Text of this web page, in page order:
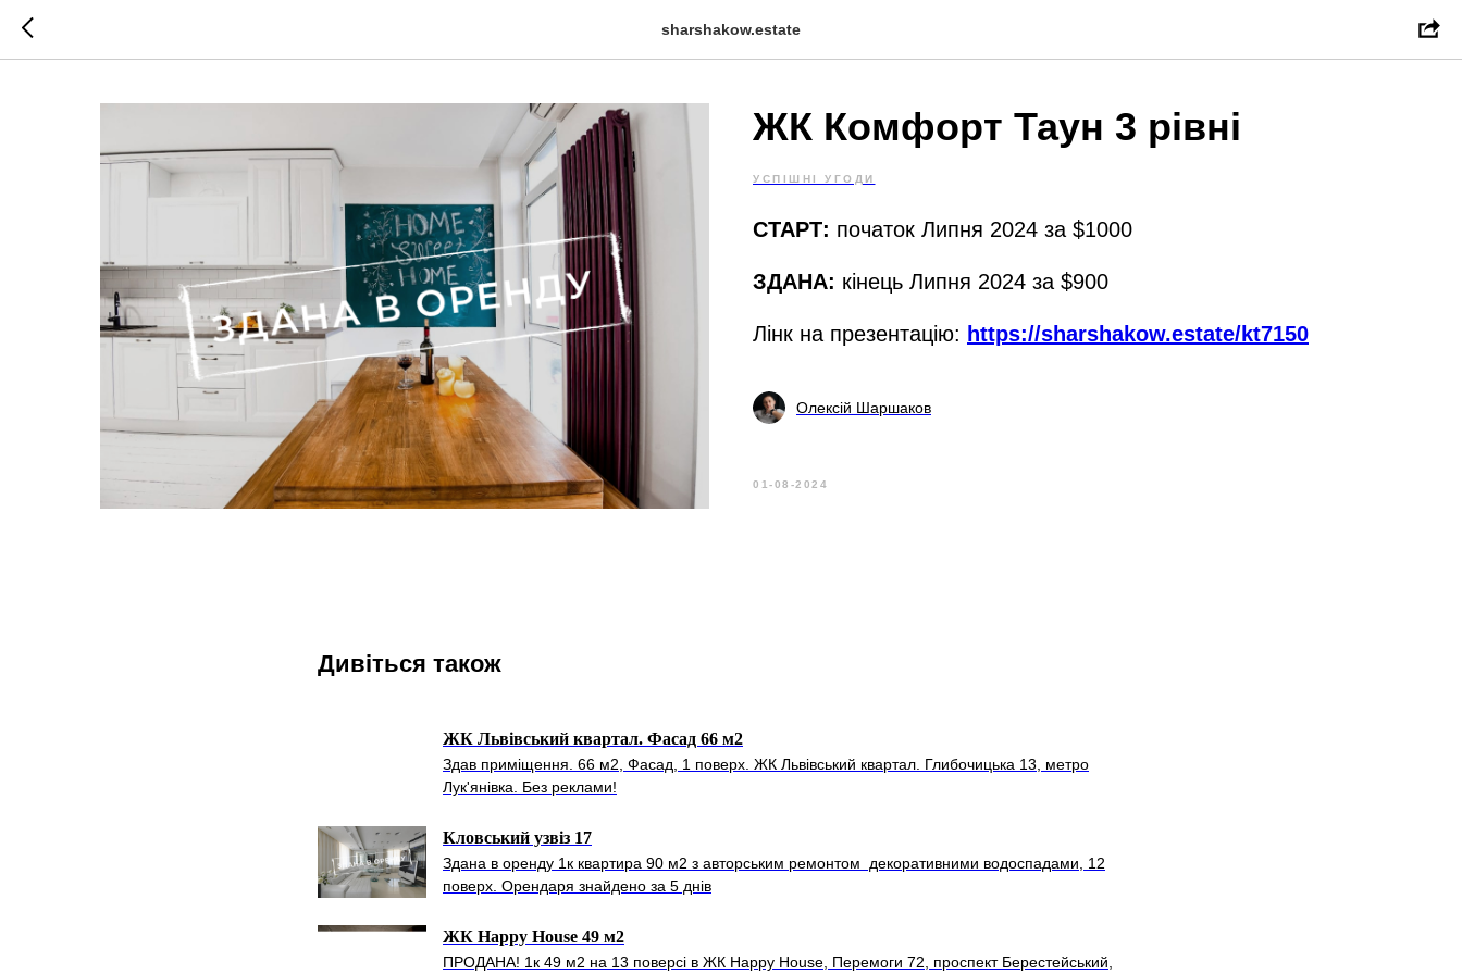
sharshakow.estate
ЖК Комфорт Таун 3 рівні
УСПІШНІ УГОДИ
СТАРТ: початок Липня 2024 за $1000
ЗДАНА: кінець Липня 2024 за $900
Лінк на презентацію: https://sharshakow.estate/kt7150
Олексій Шаршаков
01-08-2024
Дивіться також
ЖК Львівський квартал. Фасад 66 м2
Здав приміщення. 66 м2, Фасад, 1 поверх. ЖК Львівський квартал. Глибочицька 13, метро
Лук'янівка. Без реклами!
Кловський узвіз 17
Здана в оренду 1к квартира 90 м2 з авторським ремонтом декоративними водоспадами, 12
поверх. Орендаря знайдено за 5 днів
ЖК Happy House 49 м2
ПРОДАНА! 1к 49 м2 на 13 поверсі в ЖК Happy House, Перемоги 72, проспект Берестейський,